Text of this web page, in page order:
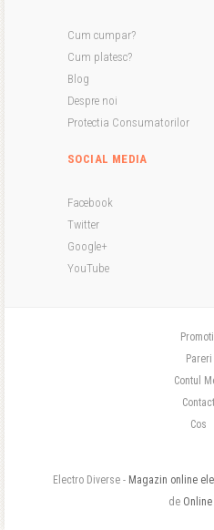
Cum cumpar?
Cum platesc?
Blog
Despre noi
Protectia Consumatorilor
SOCIAL MEDIA
Facebook
Twitter
Google+
YouTube
Pareri
Contul
Contact
Cos
Electro Diverse - Magazin online
de